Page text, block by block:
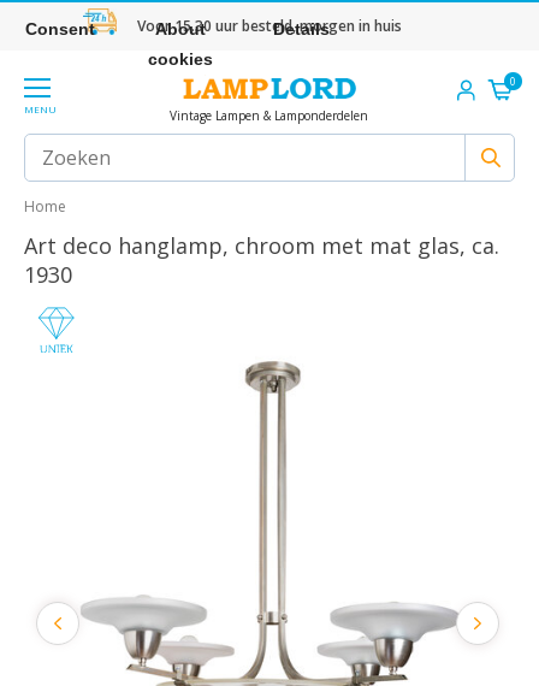
Voor 15.30 uur besteld, morgen in huis
MENU Vintage Lampen & Lamponderdelen
0
Home
Art deco hanglamp, chroom met mat glas, ca.
1930
Consent
About
cookies
Details